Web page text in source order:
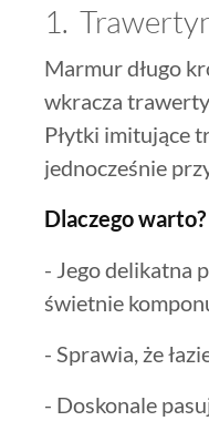
1.
Marmur długo
wkracza
Płytki imitujące
jednocześnie
Dlaczego warto?
- Jego delikatna
świetnie
- Sprawia, że
- Doskonale